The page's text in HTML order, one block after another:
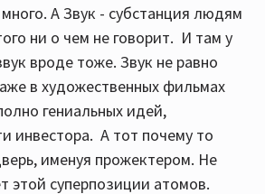
А Звук - субстанция людям
ни о чем не говорит. И там у
вроде тоже. Звук не равно
в художественных фильмах
гениальных идей,
инвестора. А тот почему то
именуя прожектером. Не
этой суперпозиции атомов.